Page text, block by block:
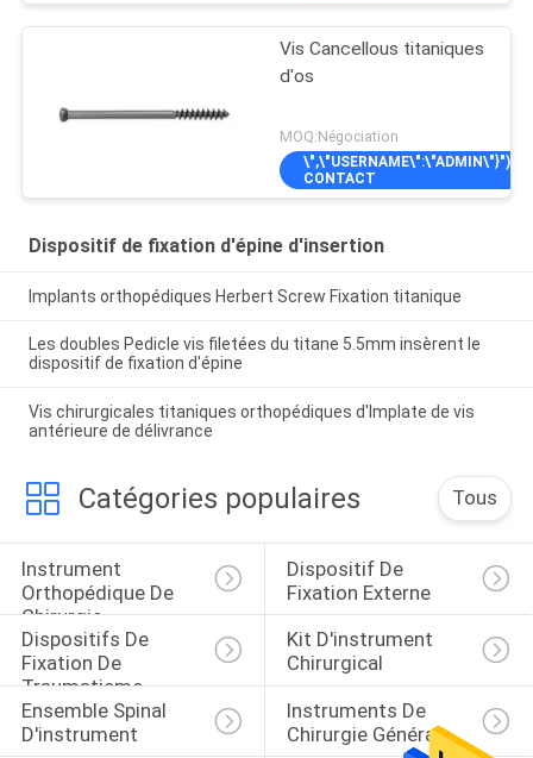
Vis Cancellous titaniques
d'os
MOQ:Négociation
\",\"USERNAME\":\"ADMIN\"}");'>
CONTACT
Dispositif de fixation d'épine d'insertion
Implants orthopédiques Herbert Screw Fixation titanique
Les doubles Pedicle vis filetées du titane 5.5mm insèrent le
dispositif de fixation d'épine
Vis chirurgicales titaniques orthopédiques d'Implate de vis
antérieure de délivrance
Catégories populaires Tous
Instrument
Orthopédique De
Chirurgie
Dispositif De
Fixation Externe
Dispositifs De
Fixation De
Traumatisme
Kit D'instrument
Chirurgical
Ensemble Spinal
D'instrument
Instruments De
Chirurgie Générale